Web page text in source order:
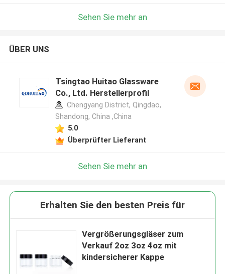
Sehen Sie mehr an
ÜBER UNS
Tsingtao Huitao Glassware
Co., Ltd. Herstellerprofil
Chengyang District, Qingdao,
Shandong, China ,China
5.0
Überprüfter Lieferant
Sehen Sie mehr an
Erhalten Sie den besten Preis für
Vergrößerungsgläser zum
Verkauf 2oz 3oz 4oz mit
kindersicherer Kappe